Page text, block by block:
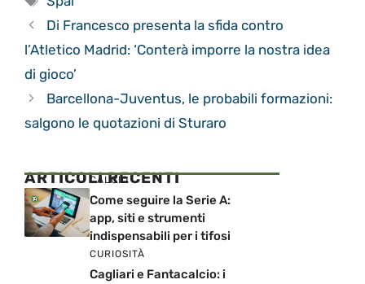
Di Francesco presenta la sfida contro
l’Atletico Madrid: ‘Conterà imporre la nostra idea
di gioco’
Barcellona-Juventus, le probabili formazioni:
salgono le quotazioni di Sturaro
ARTICOLI RECENTI
CALCIO
Come seguire la Serie A:
app, siti e strumenti
indispensabili per i tifosi
CURIOSITÀ
Cagliari e Fantacalcio: i